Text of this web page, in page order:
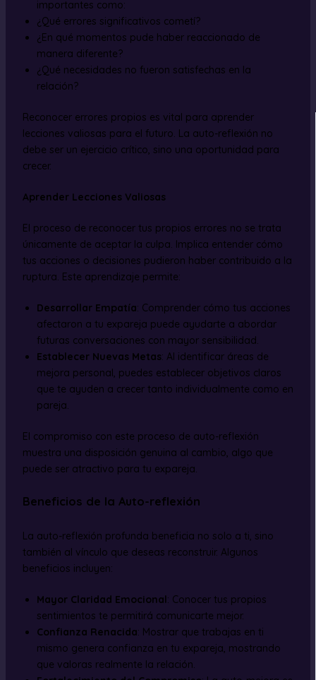
importantes como:
¿Qué errores significativos cometí?
¿En qué momentos pude haber reaccionado de
manera diferente?
¿Qué necesidades no fueron satisfechas en la
relación?
Reconocer errores propios es vital para aprender
lecciones valiosas para el futuro. La auto-reflexión no
debe ser un ejercicio crítico, sino una oportunidad para
crecer.
Aprender Lecciones Valiosas
El proceso de reconocer tus propios errores no se trata
únicamente de aceptar la culpa. Implica entender cómo
tus acciones o decisiones pudieron haber contribuido a la
ruptura. Este aprendizaje permite:
Desarrollar Empatía: Comprender cómo tus acciones
afectaron a tu expareja puede ayudarte a abordar
futuras conversaciones con mayor sensibilidad.
Establecer Nuevas Metas: Al identificar áreas de
mejora personal, puedes establecer objetivos claros
que te ayuden a crecer tanto individualmente como en
pareja.
El compromiso con este proceso de auto-reflexión
muestra una disposición genuina al cambio, algo que
puede ser atractivo para tu expareja.
Beneficios de la Auto-reflexión
La auto-reflexión profunda beneficia no solo a ti, sino
también al vínculo que deseas reconstruir. Algunos
beneficios incluyen:
Mayor Claridad Emocional: Conocer tus propios
sentimientos te permitirá comunicarte mejor.
Confianza Renacida: Mostrar que trabajas en ti
mismo genera confianza en tu expareja, mostrando
que valoras realmente la relación.